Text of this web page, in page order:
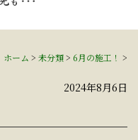
ホーム > 未分類> 6月の施工！ >
2024年8月6日